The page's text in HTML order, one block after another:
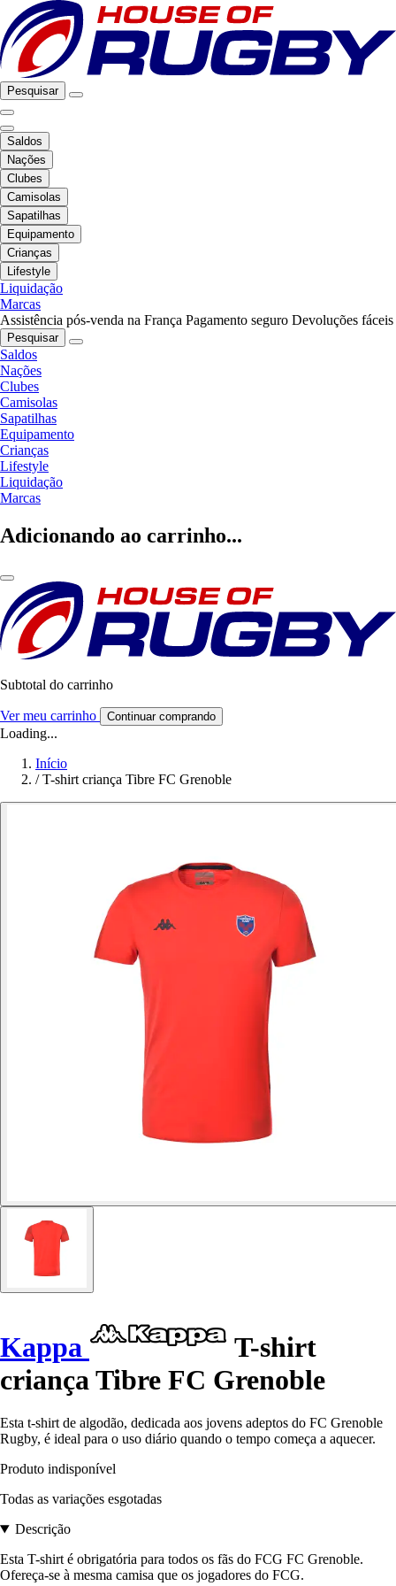
Pesquisar
Saldos
Nações
Clubes
Camisolas
Sapatilhas
Equipamento
Crianças
Lifestyle
Liquidação
Marcas
Assistência pós-venda na França Pagamento seguro Devoluções fáceis
Pesquisar
Saldos
Nações
Clubes
Camisolas
Sapatilhas
Equipamento
Crianças
Lifestyle
Liquidação
Marcas
Adicionando ao carrinho...
Subtotal do carrinho
Ver meu carrinho Continuar comprando
Loading...
Início
/ T-shirt criança Tibre FC Grenoble
Kappa
T-shirt
criança Tibre FC Grenoble
Esta t-shirt de algodão, dedicada aos jovens adeptos do FC Grenoble
Rugby, é ideal para o uso diário quando o tempo começa a aquecer.
Produto indisponível
Todas as variações esgotadas
Descrição
Esta T-shirt é obrigatória para todos os fãs do FCG FC Grenoble.
Ofereça-se à mesma camisa que os jogadores do FCG.